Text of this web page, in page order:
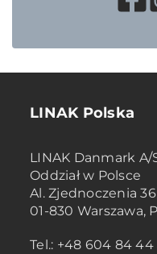
LINAK Polska
LINAK Danmark A/
Oddział w Polsce
Al. Zjednoczenia 36
01-830 Warszawa,
Tel.: +48 604 84 44